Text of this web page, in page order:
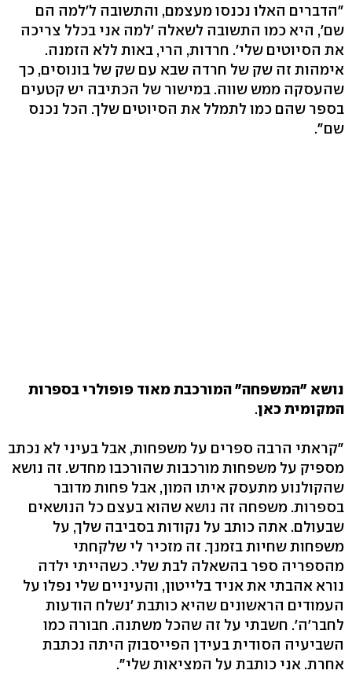
"הדברים האלו נכנסו מעצמם, והתשובה ל'למה הם
שם', היא כמו התשובה לשאלה 'למה אני בכלל צריכה
את הסיוטים שלי'. חרדות, הרי, באות ללא הזמנה.
אימהות זה שק של חרדה שבא עם שק של בונוסים, כך
שהעסקה ממש שווה. במישור של הכתיבה יש קטעים
בספר שהם כמו לתמלל את הסיוטים שלך. הכל נכנס
שם".
נושא "המשפחה" המורכבת מאוד פופולרי בספרות
המקומית כאן.
"קראתי הרבה ספרים על משפחות, אבל בעיני לא נכתב
מספיק על משפחות מורכבות שהורכבו מחדש. זה נושא
שהקולנוע מתעסק איתו המון, אבל פחות מדובר
בספרות. משפחה זה נושא שהוא בעצם כל הנושאים
שבעולם. אתה כותב על נקודות בסביבה שלך, על
משפחות שחיות בזמנך. זה מזכיר לי שלקחתי
מהספריה ספר בהשאלה לבת שלי. כשהייתי ילדה
נורא אהבתי את אניד בלייטון, והעיניים שלי נפלו על
העמודים הראשונים שהיא כותבת 'נשלח הודעות
לחבר'ה'. חשבתי על זה שהכל משתנה. חבורה כמו
השביעיה הסודית בעידן הפייסבוק היתה נכתבת
אחרת. אני כותבת על המציאות שלי".